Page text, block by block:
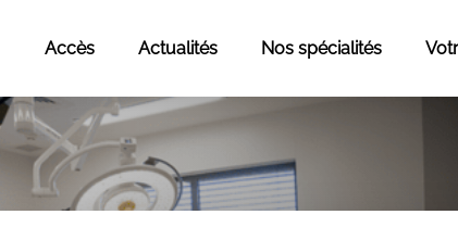
Accès Actualités Nos spécialités